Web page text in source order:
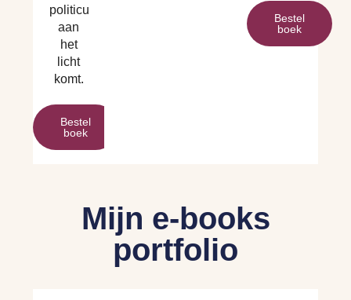
politicus
aan
het
licht
komt.
Bestel
boek
Bestel
boek
Mijn e-books
portfolio